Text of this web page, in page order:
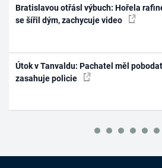
Bratislavou otřásl výbuch: Hořela
se šířil dým, zachycuje video
Útok v Tanvaldu: Pachatel měl
zasahuje policie